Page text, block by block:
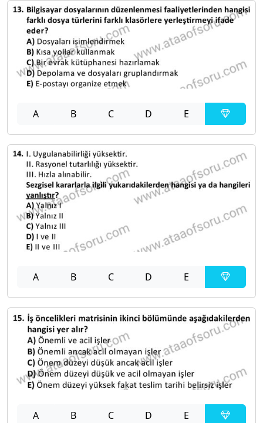
A B C D E
A B C D E
A B C D E